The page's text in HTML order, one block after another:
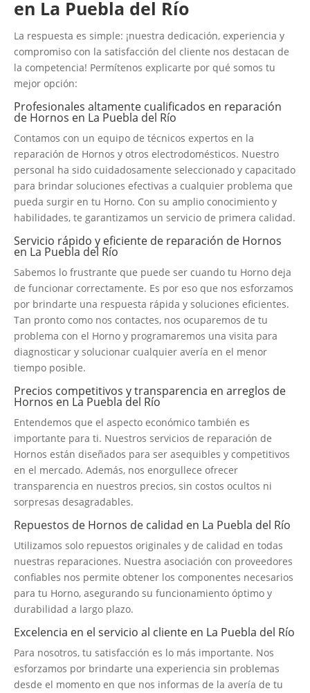
en La Puebla del Río
La respuesta es simple: ¡nuestra dedicación, experiencia y
compromiso con la satisfacción del cliente nos destacan de
la competencia! Permítenos explicarte por qué somos tu
mejor opción:
Profesionales altamente cualificados en reparación
de Hornos en La Puebla del Río
Contamos con un equipo de técnicos expertos en la
reparación de Hornos y otros electrodomésticos. Nuestro
personal ha sido cuidadosamente seleccionado y capacitado
para brindar soluciones efectivas a cualquier problema que
pueda surgir en tu Horno. Con su amplio conocimiento y
habilidades, te garantizamos un servicio de primera calidad.
Servicio rápido y eficiente de reparación de Hornos
en La Puebla del Río
Sabemos lo frustrante que puede ser cuando tu Horno deja
de funcionar correctamente. Es por eso que nos esforzamos
por brindarte una respuesta rápida y soluciones eficientes.
Tan pronto como nos contactes, nos ocuparemos de tu
problema con el Horno y programaremos una visita para
diagnosticar y solucionar cualquier avería en el menor
tiempo posible.
Precios competitivos y transparencia en arreglos de
Hornos en La Puebla del Río
Entendemos que el aspecto económico también es
importante para ti. Nuestros servicios de reparación de
Hornos están diseñados para ser asequibles y competitivos
en el mercado. Además, nos enorgullece ofrecer
transparencia en nuestros precios, sin costos ocultos ni
sorpresas desagradables.
Repuestos de Hornos de calidad en La Puebla del Río
Utilizamos solo repuestos originales y de calidad en todas
nuestras reparaciones. Nuestra asociación con proveedores
confiables nos permite obtener los componentes necesarios
para tu Horno, asegurando su funcionamiento óptimo y
durabilidad a largo plazo.
Excelencia en el servicio al cliente en La Puebla del Río
Para nosotros, tu satisfacción es lo más importante. Nos
esforzamos por brindarte una experiencia sin problemas
desde el momento en que nos informas de la avería de tu